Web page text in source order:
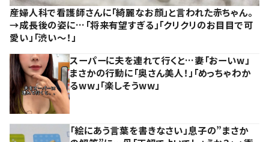
産婦人科で看護師さんに「綺麗なお顔」と言われた赤ちゃん。
→成長後の姿に…「将来有望すぎる」「クリクリのお目目で可
愛い」「渋い～！」
スーパーに夫を連れて行くと…妻「おーいw」
まさかの行動に「奥さん美人！」「めっちゃわか
るww」「楽しそうww」
「絵にあう言葉を書きなさい」息子の”まさか